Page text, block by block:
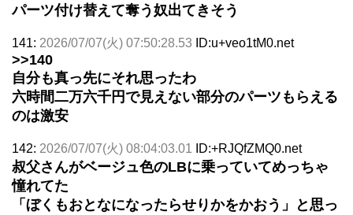
パーツ付け替えて奪う奴出てきそう
141: 2026/07/07(火) 07:50:28.53 ID:u+veo1tM0.net
>>140
自分も真っ先にそれ思ったわ
六時間二万六千円で見えない部分のパーツもらえる
のは激安
142: 2026/07/07(火) 08:04:03.01 ID:+RJQfZMQ0.net
叔父さんがベージュ色のLBに乗っていてめっちゃ
憧れてた
「ぼくもおとなになったらせりかをかおう」と思っ